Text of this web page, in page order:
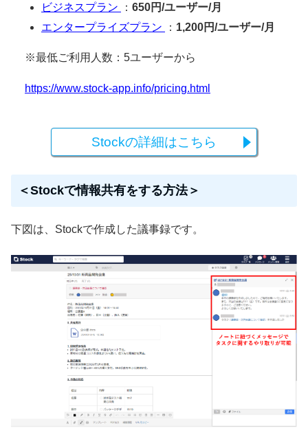
ビジネスプラン
： 650円/ユーザー/月
エンタープライズプラン
： 1,200円/ユーザー/月
※最低ご利用人数：5ユーザーから
https://www.stock-app.info/pricing.html
Stockの詳細はこちら
＜Stockで情報共有をする方法＞
下図は、Stockで作成した議事録です。